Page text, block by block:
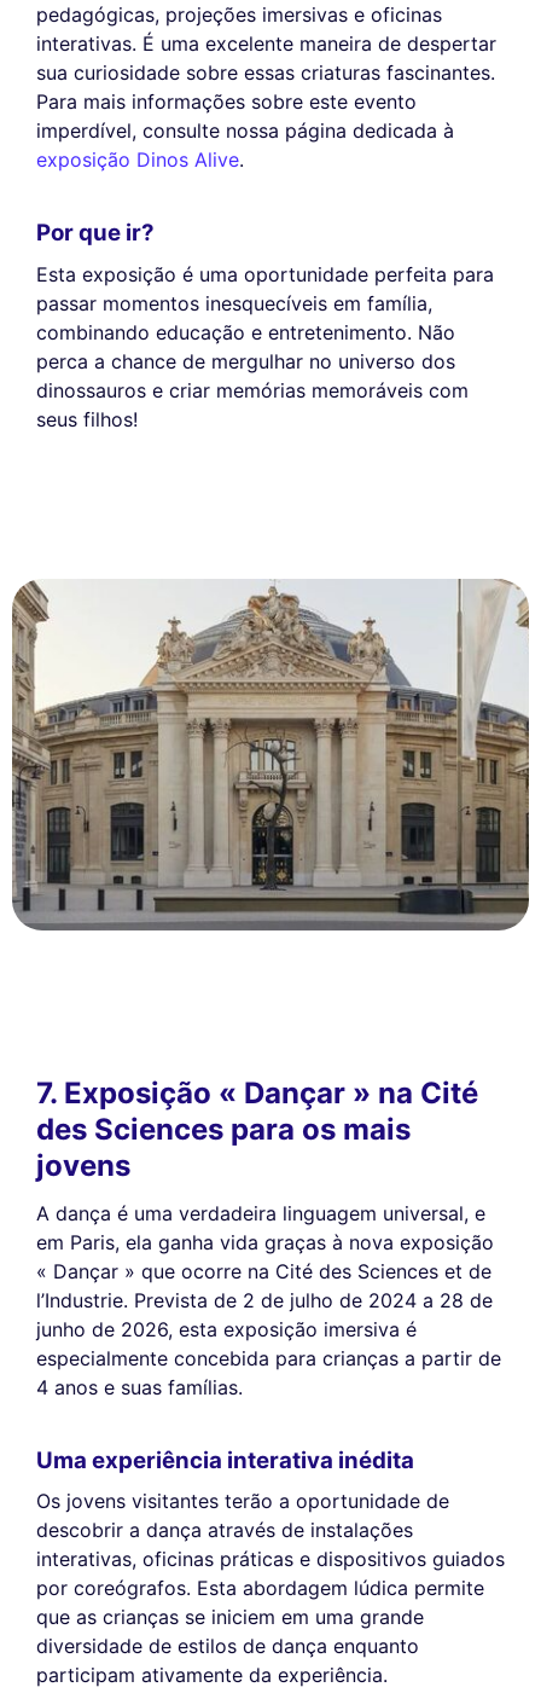
pedagógicas, projeções imersivas e oficinas
interativas. É uma excelente maneira de despertar
sua curiosidade sobre essas criaturas fascinantes.
Para mais informações sobre este evento
imperdível, consulte nossa página dedicada à
exposição Dinos Alive.
Por que ir?
Esta exposição é uma oportunidade perfeita para
passar momentos inesquecíveis em família,
combinando educação e entretenimento. Não
perca a chance de mergulhar no universo dos
dinossauros e criar memórias memoráveis com
seus filhos!
7. Exposição « Dançar » na Cité
des Sciences para os mais
jovens
A dança é uma verdadeira linguagem universal, e
em Paris, ela ganha vida graças à nova exposição
« Dançar » que ocorre na Cité des Sciences et de
l’Industrie. Prevista de 2 de julho de 2024 a 28 de
junho de 2026, esta exposição imersiva é
especialmente concebida para crianças a partir de
4 anos e suas famílias.
Uma experiência interativa inédita
Os jovens visitantes terão a oportunidade de
descobrir a dança através de instalações
interativas, oficinas práticas e dispositivos guiados
por coreógrafos. Esta abordagem lúdica permite
que as crianças se iniciem em uma grande
diversidade de estilos de dança enquanto
participam ativamente da experiência.